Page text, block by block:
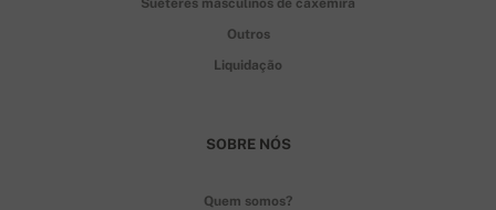
Outros
Liquidação
SOBRE NÓS
Quem somos?